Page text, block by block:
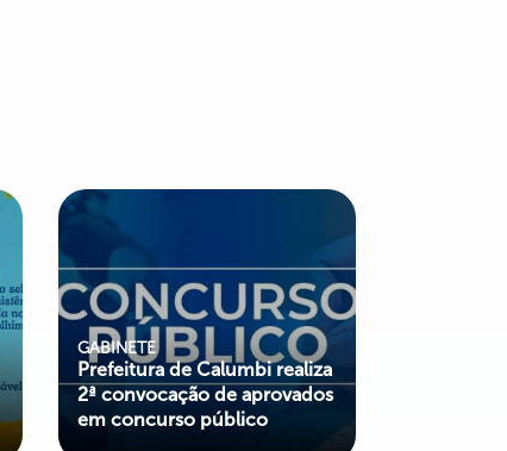
GABINETE
Prefeitura de Calumbi realiza
2ª convocação de aprovados
em concurso público